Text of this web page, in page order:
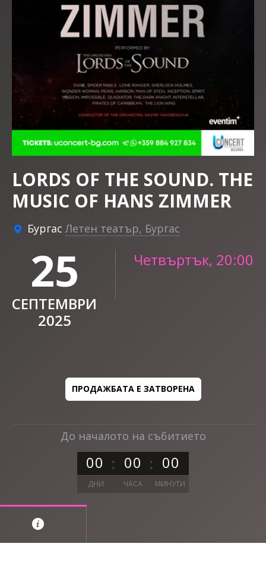
До началото на събитието
00 00 00
ДНИ ЧАСА МИНУТИ
LORDS OF THE SOUND. THE
MUSIC OF HANS ZIMMER
Бургас Летен театър, Бургас
25
СЕПТЕМВРИ
2025
Четвъртък, 20:00
ПРОДАЖБАТА Е ЗАТВОРЕНА